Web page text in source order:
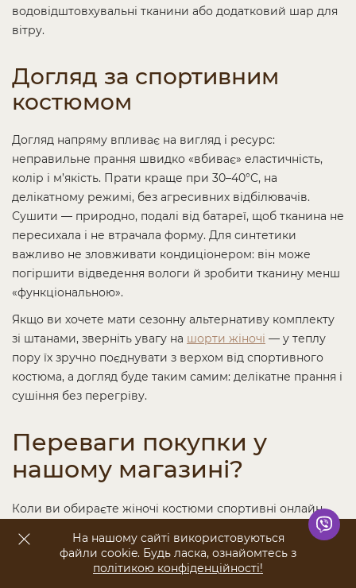
ПОКАЗАТИ ФІЛЬТР
водовідштовхувальні тканини або додатковий шар для
вітру.
Догляд за спортивним
костюмом
Догляд напряму впливає на вигляд і ресурс:
неправильне прання швидко «вбиває» еластичність,
колір і м’якість. Прати краще при 30–40°C, на
делікатному режимі, без агресивних відбілювачів.
Сушити — природно, подалі від батареї, щоб тканина не
пересихала і не втрачала форму. Для синтетики
важливо не зловживати кондиціонером: він може
погіршити відведення вологи й зробити тканину менш
«функціональною».
Якщо ви хочете мати сезонну альтернативу комплекту
зі штанами, зверніть увагу на шорти жіночі — у теплу
пору їх зручно поєднувати з верхом від спортивного
костюма, а догляд буде таким самим: делікатне прання і
сушіння без перегріву.
Переваги покупки у
нашому магазині?
Коли ви обираєте жіночі костюми спортивні​ онлайн,
важливо мати зрозумілий асортимент і можливість
підібрати комплект під свій сценарій. У Nicoletta зручно
знайти моделі під сезон і стиль: від легких літніх до
На нашому сайті використовуються
файли cookie. Будь ласка, ознайомтесь з
політикою конфіденційності!